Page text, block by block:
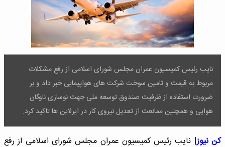
نایب رئیس کمیسیون عمران مجلس شورای اسلامی از رفع مشکلات
مربوط به قیمت و تامین سوخت شرکت های هواپیمایی خبر داد و بر
ضرورت استفاده از ظرفیت صندوق توسعه ملی جهت نوسازی ناوگان
هوایی و همچنین ممانعت از تعدیل نیروی کار در ایرلاین ها تاکید کرد.
کن نیوز| نایب رئیس کمیسیون عمران مجلس شورای اسلامی از رفع